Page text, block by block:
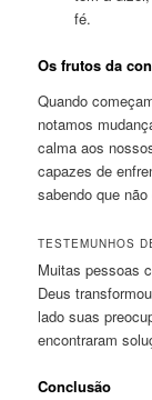
fé.
Os frutos da
Quando
notamos
calma aos
capazes de
sabendo que
TESTEMUNHOS
Muitas pessoas
Deus
lado suas
encontraram
Conclusão